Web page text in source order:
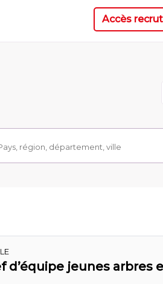
Accès
d’équipe jeunes arbres